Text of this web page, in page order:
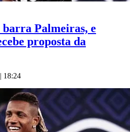
barra Palmeiras, e
proposta da
18:24